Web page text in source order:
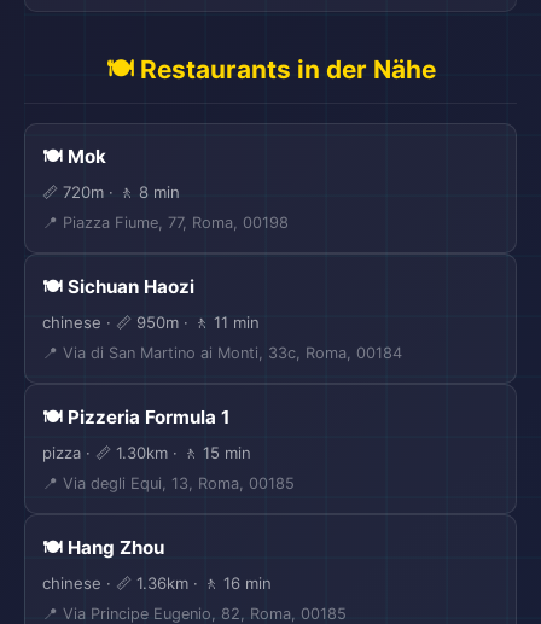
🍽️ Restaurants in der Nähe
🍽️ Mok
📏 720m · 🚶 8 min
📍 Piazza Fiume, 77, Roma, 00198
🍽️ Sichuan Haozi
chinese · 📏 950m · 🚶 11 min
📍 Via di San Martino ai Monti, 33c, Roma, 00184
🍽️ Pizzeria Formula 1
pizza · 📏 1.30km · 🚶 15 min
📍 Via degli Equi, 13, Roma, 00185
🍽️ Hang Zhou
chinese · 📏 1.36km · 🚶 16 min
📍 Via Principe Eugenio, 82, Roma, 00185